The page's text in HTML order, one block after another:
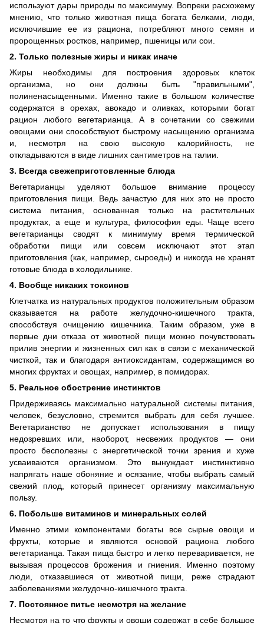
используют дары природы по максимуму. Вопреки расхожему
мнению, что только животная пища богата белками, люди,
исключившие ее из рациона, потребляют много семян и
пророщенных ростков, например, пшеницы или сои.
2. Только полезные жиры и никак иначе
Жиры необходимы для построения здоровых клеток
организма, но они должны быть "правильными",
полиненасыщенными. Именно такие в большом количестве
содержатся в орехах, авокадо и оливках, которыми богат
рацион любого вегетарианца. А в сочетании со свежими
овощами они способствуют быстрому насыщению организма
и, несмотря на свою высокую калорийность, не
откладываются в виде лишних сантиметров на талии.
3. Всегда свежеприготовленные блюда
Вегетарианцы уделяют большое внимание процессу
приготовления пищи. Ведь зачастую для них это не просто
система питания, основанная только на растительных
продуктах, а еще и культура, философия еды. Чаще всего
вегетарианцы сводят к минимуму время термической
обработки пищи или совсем исключают этот этап
приготовления (как, например, сыроеды) и никогда не хранят
готовые блюда в холодильнике.
4. Вообще никаких токсинов
Клетчатка из натуральных продуктов положительным образом
сказывается на работе желудочно-кишечного тракта,
способствуя очищению кишечника. Таким образом, уже в
первые дни отказа от животной пищи можно почувствовать
прилив энергии и жизненных сил как в связи с механической
чисткой, так и благодаря антиоксидантам, содержащимся во
многих фруктах и овощах, например, в помидорах.
5. Реальное обострение инстинктов
Придерживаясь максимально натуральной системы питания,
человек, безусловно, стремится выбрать для себя лучшее.
Вегетарианство не допускает использования в пищу
недозревших или, наоборот, несвежих продуктов — они
просто бесполезны с энергетической точки зрения и хуже
усваиваются организмом. Это вынуждает инстинктивно
напрягать наше обоняние и осязание, чтобы выбрать самый
свежий плод, который принесет организму максимальную
пользу.
6. Побольше витаминов и минеральных солей
Именно этими компонентами богаты все сырые овощи и
фрукты, которые и являются основой рациона любого
вегетарианца. Такая пища быстро и легко переваривается, не
вызывая процессов брожения и гниения. Именно поэтому
люди, отказавшиеся от животной пищи, реже страдают
заболеваниями желудочно-кишечного тракта.
7. Постоянное питье несмотря на желание
Несмотря на то что фрукты и овощи содержат в себе большое